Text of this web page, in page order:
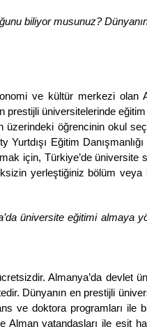
biliyor musunuz?
ve kültür merkezi olan
prestijli üniversitelerinde
üzerindeki öğrencinin okul
Eğitim
için, Türkiye’de üniversite
yerleştiğiniz bölüm
üniversite eğitimi almaya
Almanya’da devlet
Dünyanın en prestijli
ve doktora programları
Alman vatandaşları ile eşit